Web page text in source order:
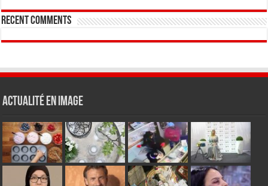
Recent Comments
Actualité en Image